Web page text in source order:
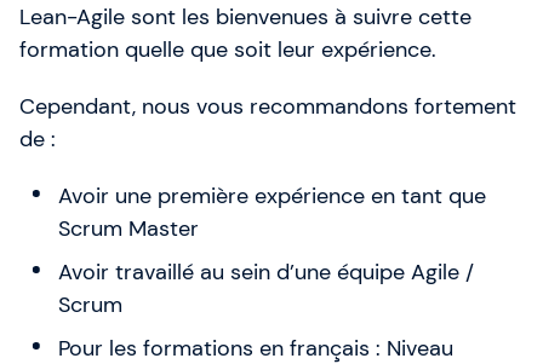
Lean-Agile sont les bienvenues à suivre cette
formation quelle que soit leur expérience.
Cependant, nous vous recommandons fortement
de :
Avoir une première expérience en tant que
Scrum Master
Avoir travaillé au sein d’une équipe Agile /
Scrum
Pour les formations en français : Niveau